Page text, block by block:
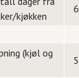
kjøkken
(kjøl og